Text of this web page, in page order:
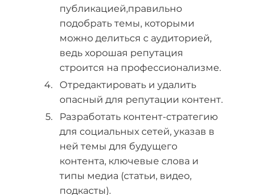
публикацией,правильно
подобрать темы, которыми
можно делиться с аудиторией,
ведь хорошая репутация
строится на профессионализме.
Отредактировать и удалить
опасный для репутации контент.
Разработать контент-стратегию
для социальных сетей, указав в
ней темы для будущего
контента, ключевые слова и
типы медиа (статьи, видео,
подкасты).